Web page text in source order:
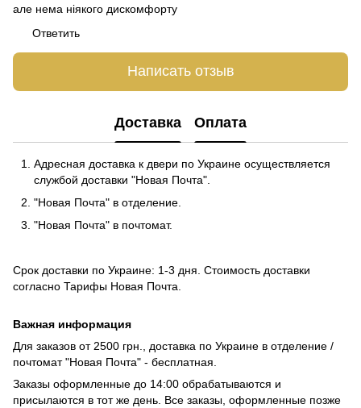
але нема ніякого дискомфорту
Ответить
Написать отзыв
Доставка Оплата
Адресная доставка к двери по Украине осуществляется
службой доставки "Новая Почта".
"Новая Почта" в отделение.
"Новая Почта" в почтомат.
Срок доставки по Украине: 1-3 дня. Стоимость доставки
согласно Тарифы Новая Почта
Важная информация
Для заказов от 2500 грн., доставка по Украине в отделение /
почтомат "Новая Почта" - бесплатная.
Заказы оформленные до 14:00 обрабатываются и
присылаются в тот же день. Все заказы, оформленные позже